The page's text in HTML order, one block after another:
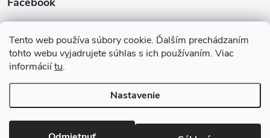
Tento web používa súbory cookie. Ďalším prechádzaním
tohto webu vyjadrujete súhlas s ich používaním. Viac
informáciítu.
Nastavenie
Prijímame online platby
Copyright 2026Indarčeky.sk. Všetky práva vyhradené.Upraviť
nastavenie cookies